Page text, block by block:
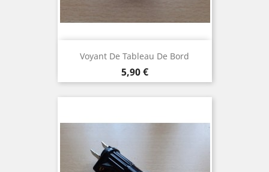
Voyant De Tableau De Bord
Prix
5,90 €